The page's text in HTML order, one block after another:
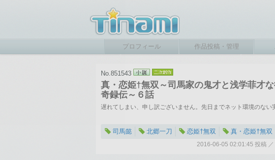
プロフィール 作品投稿・管理
No.851543
真・恋姫†無双～司馬家の鬼才と浅学菲才
奇録伝～６話
遅れてしまい、申し訳ございません。先日までネット環境のない
司馬懿 北郷一刀 恋姫†無双 真・恋姫†無双
2016-06-05 02:01:45 投稿